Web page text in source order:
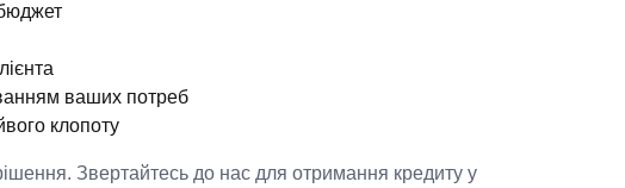
ваших потреб
клопоту
Звертайтесь до нас для отримання кредиту у